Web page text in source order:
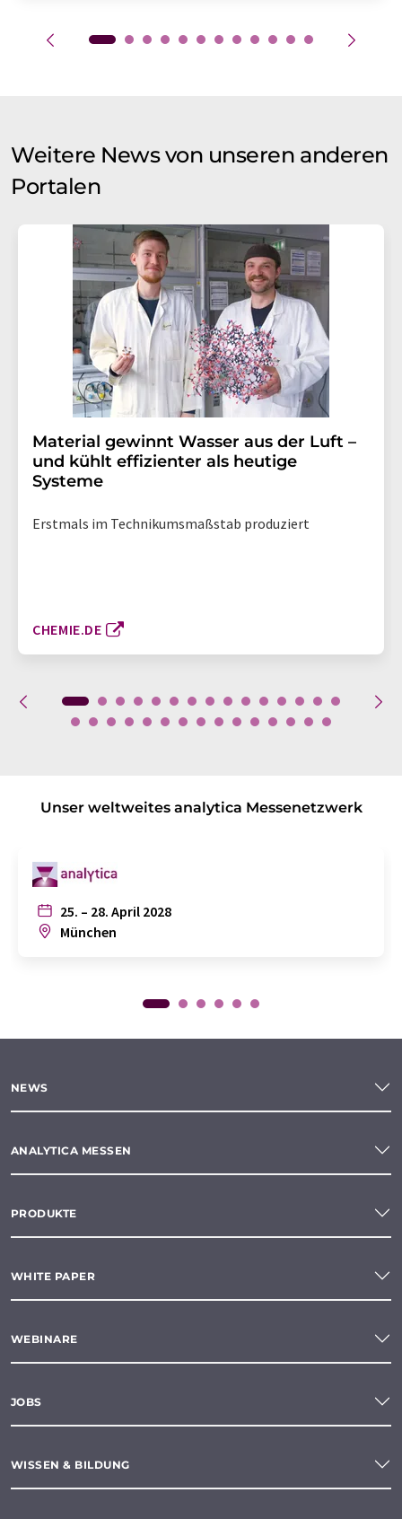
Weitere News von unseren anderen
Portalen
Material gewinnt Wasser aus der Luft –
und kühlt effizienter als heutige
Systeme
Erstmals im Technikumsmaßstab produziert
CHEMIE.DE
Unser weltweites analytica Messenetzwerk
25. – 28. April 2028
München
NEWS
ANALYTICA MESSEN
PRODUKTE
WHITE PAPER
WEBINARE
JOBS
WISSEN & BILDUNG